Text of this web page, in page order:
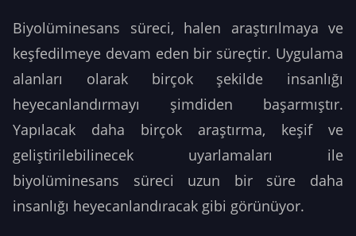
Biyolüminesans süreci, halen araştırılmaya ve
keşfedilmeye devam eden bir süreçtir. Uygulama
alanları olarak birçok şekilde insanlığı
heyecanlandırmayı şimdiden başarmıştır.
Yapılacak daha birçok araştırma, keşif ve
geliştirilebilinecek uyarlamaları ile
biyolüminesans süreci uzun bir süre daha
insanlığı heyecanlandıracak gibi görünüyor.